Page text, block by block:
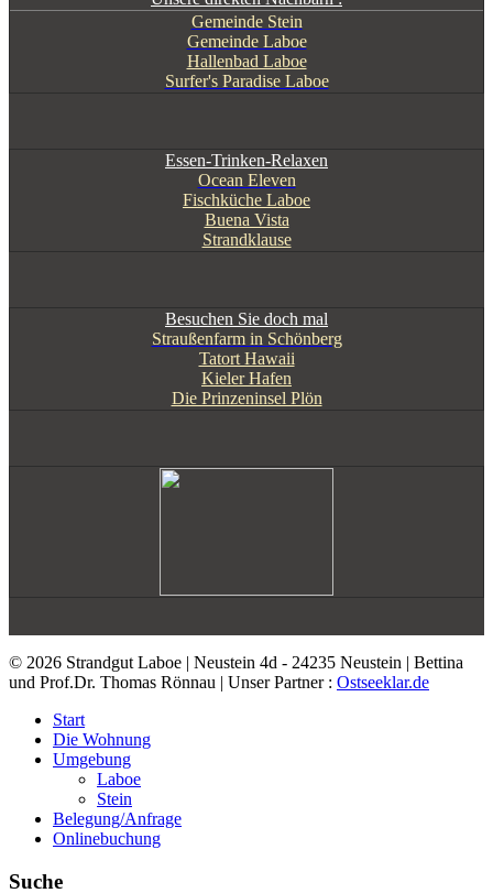
Gemeinde Stein
Gemeinde Laboe
Hallenbad Laboe
Surfer's Paradise Laboe
Essen-Trinken-Relaxen
Ocean Eleven
Fischküche Laboe
Buena Vista
Strandklause
Besuchen Sie doch mal
Straußenfarm in Schönberg
Tatort Hawaii
Kieler Hafen
Die Prinzeninsel Plön
© 2026 Strandgut Laboe | Neustein 4d - 24235 Neustein | Bettina
und Prof.Dr. Thomas Rönnau | Unser Partner : Ostseeklar.de
Start
Die Wohnung
Umgebung
Laboe
Stein
Belegung/Anfrage
Onlinebuchung
Suche